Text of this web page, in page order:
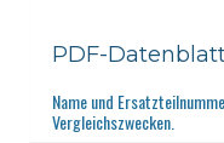
PDF-
Name und
Vergleichszwecken.